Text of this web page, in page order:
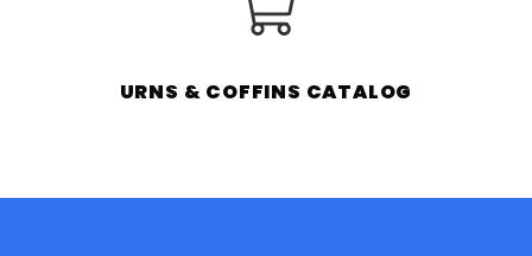
URNS & COFFINS CATALOG